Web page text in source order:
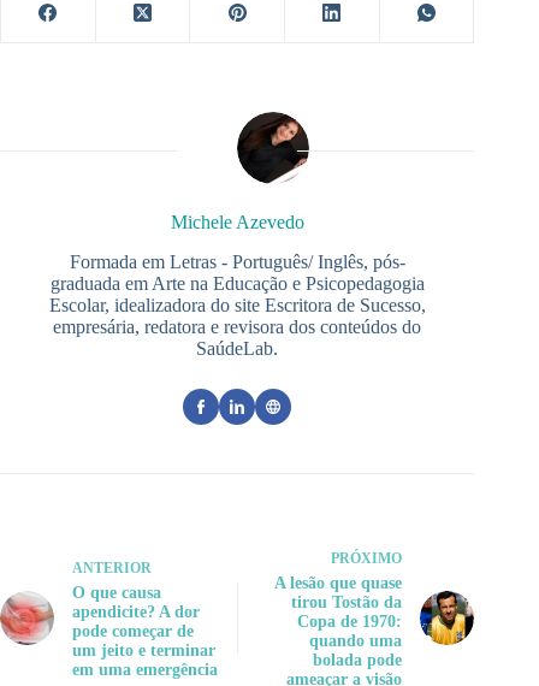
Michele Azevedo
Formada em Letras - Português/ Inglês, pós-
graduada em Arte na Educação e Psicopedagogia
Escolar, idealizadora do site Escritora de Sucesso,
empresária, redatora e revisora dos conteúdos do
SaúdeLab.
ANTERIOR
O que causa
apendicite? A dor
pode começar de
um jeito e terminar
em uma emergência
PRÓXIMO
A lesão que quase
tirou Tostão da
Copa de 1970:
quando uma
bolada pode
ameaçar a visão